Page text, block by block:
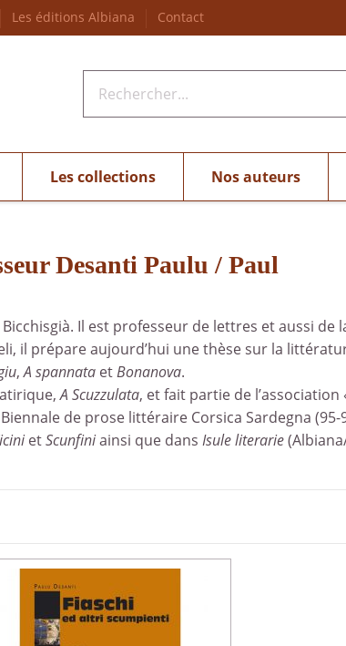
Les éditions Albiana Contact
Les collections Nos auteurs
Desanti Paulu / Paul
Il est professeur de lettres et aussi
il prépare aujourd’hui une thèse sur la
,A spannata etBonanova.
A Scuzzulata, et fait partie de
de prose littéraire Corsica Sardegna
etScunfiniainsi que dans Isule literarie